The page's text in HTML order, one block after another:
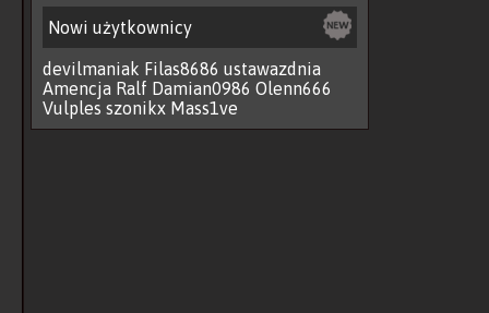
Nowi użytkownicy
devilmaniak Filas8686 ustawazdnia
Amencja Ralf Damian0986 Olenn666
Vulples szonikx Mass1ve